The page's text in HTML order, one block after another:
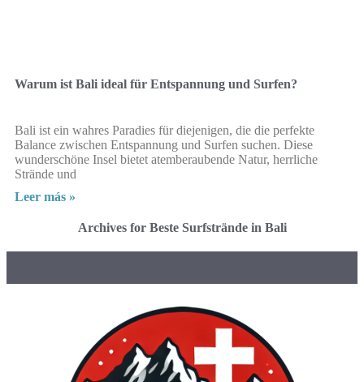
Warum ist Bali ideal für Entspannung und Surfen?
Bali ist ein wahres Paradies für diejenigen, die die perfekte
Balance zwischen Entspannung und Surfen suchen. Diese
wunderschöne Insel bietet atemberaubende Natur, herrliche
Strände und
Leer más »
Archives for Beste Surfstrände in Bali